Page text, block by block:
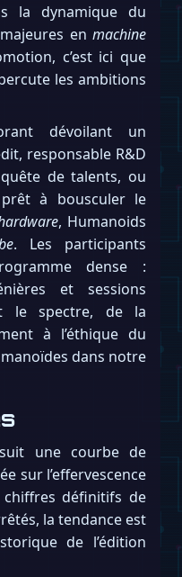
la dynamique du
en machine
c’est ici que
les ambitions
dévoilant un
responsable R&D
de talents, ou
à bousculer le
, Humanoids
. Les participants
dense :
et sessions
le spectre, de la
à l’éthique du
dans notre
suit une courbe de
sur l’effervescence
chiffres définitifs de
la tendance est
de l’édition